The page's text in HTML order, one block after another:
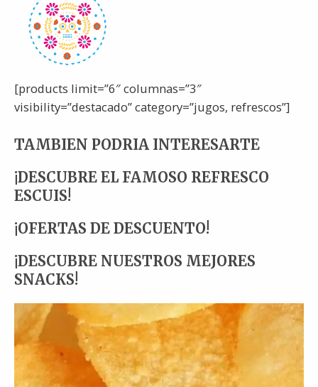
[products limit=”6″ columnas=”3″
visibility=”destacado” category=”jugos, refrescos”]
TAMBIEN PODRIA INTERESARTE
¡DESCUBRE EL FAMOSO REFRESCO
ESCUIS!
¡OFERTAS DE DESCUENTO!
¡DESCUBRE NUESTROS MEJORES
SNACKS!